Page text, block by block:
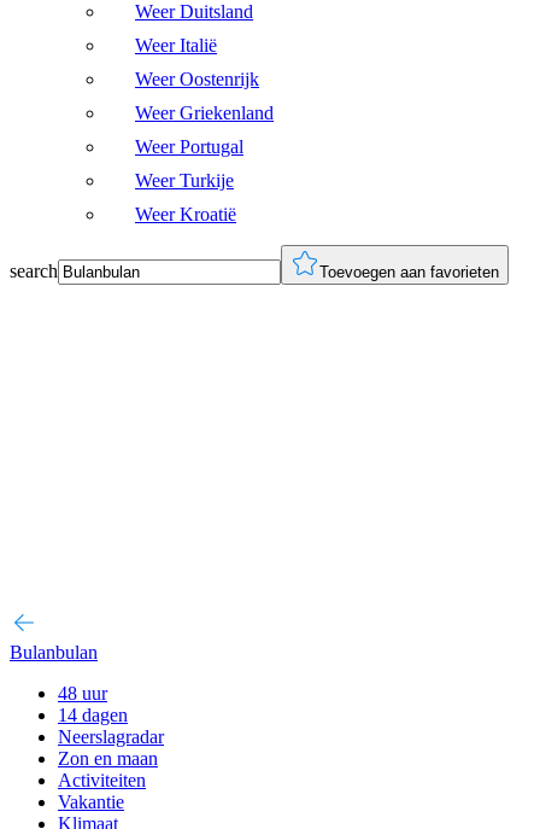
Weer Duitsland
Weer Italië
Weer Oostenrijk
Weer Griekenland
Weer Portugal
Weer Turkije
Weer Kroatië
search Toevoegen aan favorieten
Bulanbulan
48 uur
14 dagen
Neerslagradar
Zon en maan
Activiteiten
Vakantie
Klimaat